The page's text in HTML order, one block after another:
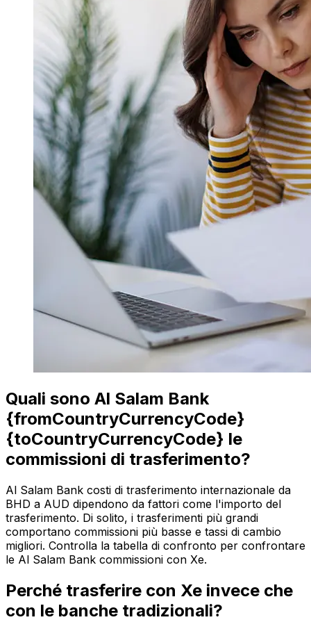
Quali sono Al Salam Bank
{fromCountryCurrencyCode}
{toCountryCurrencyCode} le
commissioni di trasferimento?
Al Salam Bank costi di trasferimento internazionale da
BHD a AUD dipendono da fattori come l'importo del
trasferimento. Di solito, i trasferimenti più grandi
comportano commissioni più basse e tassi di cambio
migliori. Controlla la tabella di confronto per confrontare
le Al Salam Bank commissioni con Xe.
Perché trasferire con Xe invece che
con le banche tradizionali?